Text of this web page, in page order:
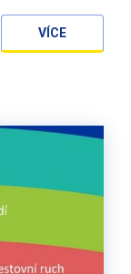
VÍCE